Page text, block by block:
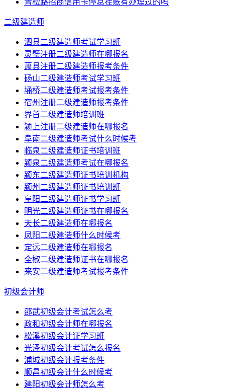
二级建造师
泗县二级建造师考试学习班
灵璧注册二级建造师在哪报名
萧县注册二级建造师报考条件
砀山二级建造师考试学习班
埇桥二级建造师考试报考条件
宿州注册二级建造师报考条件
界首二级建造师培训班
颍上注册二级建造师在哪报名
阜南二级建造师考试什么时候考
临泉二级建造师证书培训班
颍泉二级建造师考试在哪报名
颍东二级建造师证书培训机构
颍州二级建造师证书培训班
阜阳二级建造师证书学习班
明光二级建造师证书在哪报名
天长二级建造师在哪报名
凤阳二级建造师什么时候考
定远二级建造师在哪报名
全椒二级建造师证书在哪报名
来安二级建造师考试报考条件
初级会计师
邵武初级会计考试怎么考
政和初级会计师在哪报名
松溪初级会计证学习班
光泽初级会计考试怎么报名
浦城初级会计报考条件
顺昌初级会计什么时候考
建阳初级会计师怎么考